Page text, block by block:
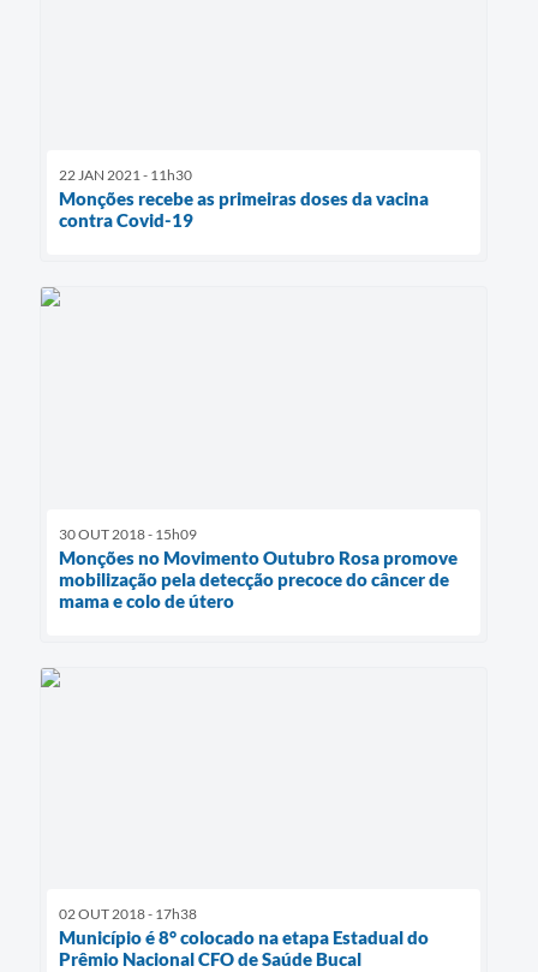
22 JAN 2021 - 11h30
Monções recebe as primeiras doses da vacina
contra Covid-19
30 OUT 2018 - 15h09
Monções no Movimento Outubro Rosa promove
mobilização pela detecção precoce do câncer de
mama e colo de útero
02 OUT 2018 - 17h38
Município é 8° colocado na etapa Estadual do
Prêmio Nacional CFO de Saúde Bucal